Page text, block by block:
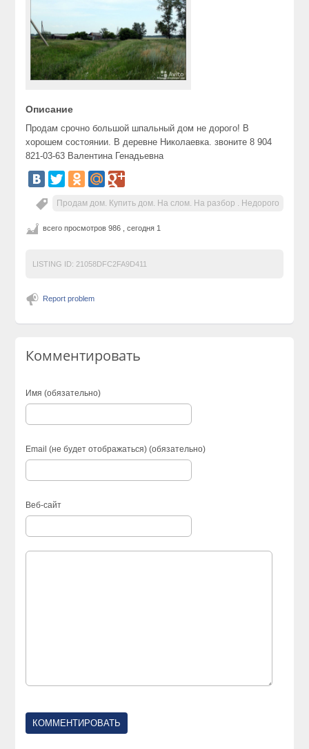
Описание
Продам срочно большой шпальный дом не дорого! В
хорошем состоянии. В деревне Николаевка. звоните 8 904
821-03-63 Валентина Генадьевна
Продам дом. Купить дом. На слом. На разбор . Недорого
всего просмотров 986 , сегодня 1
LISTING ID: 21058DFC2FA9D411
Report problem
Комментировать
Имя (обязательно)
Email (не будет отображаться) (обязательно)
Веб-сайт